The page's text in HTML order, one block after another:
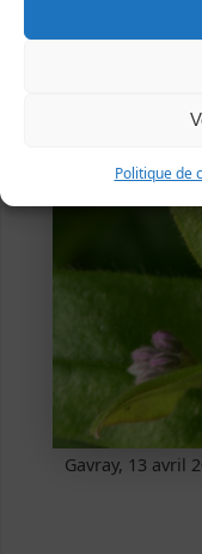
Politique de
Gavray, 13 avril